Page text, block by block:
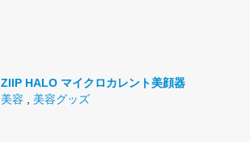
ZIIP HALO マイクロカレント美顔器
美容
美容グッズ